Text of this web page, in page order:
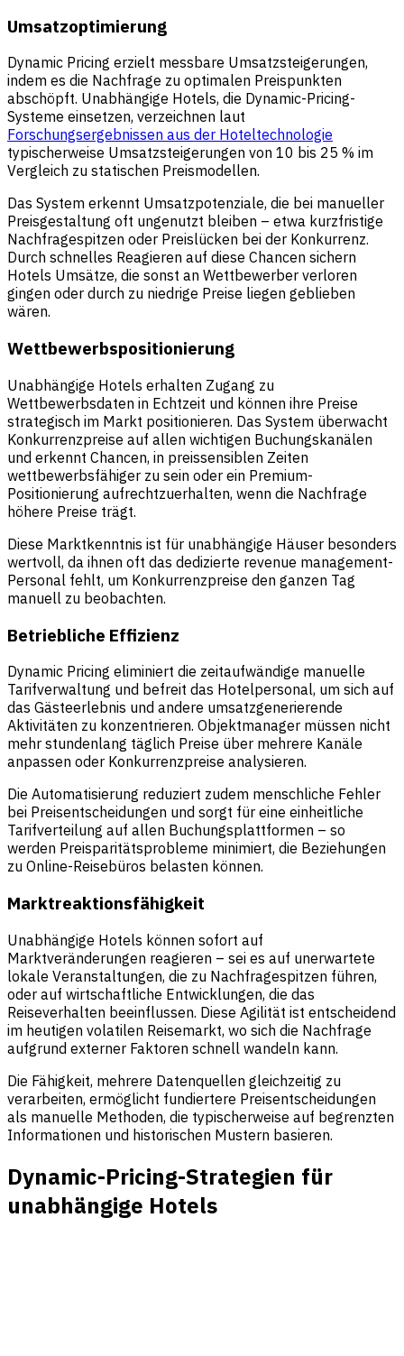
Umsatzoptimierung
Dynamic Pricing erzielt messbare Umsatzsteigerungen,
indem es die Nachfrage zu optimalen Preispunkten
abschöpft. Unabhängige Hotels, die Dynamic-Pricing-
Systeme einsetzen, verzeichnen laut
Forschungsergebnissen aus der Hoteltechnologie
typischerweise Umsatzsteigerungen von 10 bis 25 % im
Vergleich zu statischen Preismodellen.
Das System erkennt Umsatzpotenziale, die bei manueller
Preisgestaltung oft ungenutzt bleiben – etwa kurzfristige
Nachfragespitzen oder Preislücken bei der Konkurrenz.
Durch schnelles Reagieren auf diese Chancen sichern
Hotels Umsätze, die sonst an Wettbewerber verloren
gingen oder durch zu niedrige Preise liegen geblieben
wären.
Wettbewerbspositionierung
Unabhängige Hotels erhalten Zugang zu
Wettbewerbsdaten in Echtzeit und können ihre Preise
strategisch im Markt positionieren. Das System überwacht
Konkurrenzpreise auf allen wichtigen Buchungskanälen
und erkennt Chancen, in preissensiblen Zeiten
wettbewerbsfähiger zu sein oder ein Premium-
Positionierung aufrechtzuerhalten, wenn die Nachfrage
höhere Preise trägt.
Diese Marktkenntnis ist für unabhängige Häuser besonders
wertvoll, da ihnen oft das dedizierte revenue management-
Personal fehlt, um Konkurrenzpreise den ganzen Tag
manuell zu beobachten.
Betriebliche Effizienz
Dynamic Pricing eliminiert die zeitaufwändige manuelle
Tarifverwaltung und befreit das Hotelpersonal, um sich auf
das Gästeerlebnis und andere umsatzgenerierende
Aktivitäten zu konzentrieren. Objektmanager müssen nicht
mehr stundenlang täglich Preise über mehrere Kanäle
anpassen oder Konkurrenzpreise analysieren.
Die Automatisierung reduziert zudem menschliche Fehler
bei Preisentscheidungen und sorgt für eine einheitliche
Tarifverteilung auf allen Buchungsplattformen – so
werden Preisparitätsprobleme minimiert, die Beziehungen
zu Online-Reisebüros belasten können.
Marktreaktionsfähigkeit
Unabhängige Hotels können sofort auf
Marktveränderungen reagieren – sei es auf unerwartete
lokale Veranstaltungen, die zu Nachfragespitzen führen,
oder auf wirtschaftliche Entwicklungen, die das
Reiseverhalten beeinflussen. Diese Agilität ist entscheidend
im heutigen volatilen Reisemarkt, wo sich die Nachfrage
aufgrund externer Faktoren schnell wandeln kann.
Die Fähigkeit, mehrere Datenquellen gleichzeitig zu
verarbeiten, ermöglicht fundiertere Preisentscheidungen
als manuelle Methoden, die typischerweise auf begrenzten
Informationen und historischen Mustern basieren.
Dynamic-Pricing-Strategien für
unabhängige Hotels